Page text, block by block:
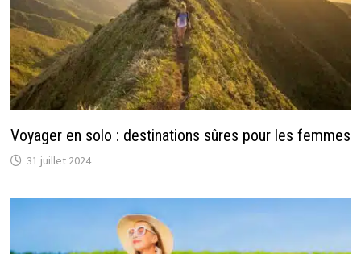
Voyager en solo : destinations sûres pour les femmes
31 juillet 2024